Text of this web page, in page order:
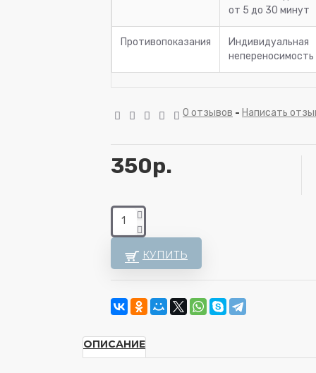
от 5 до 30 минут
Противопоказания
Индивидуальная
непереносимость
0 отзывов - Написать
350р.
КУПИТЬ
ОПИСАНИЕ